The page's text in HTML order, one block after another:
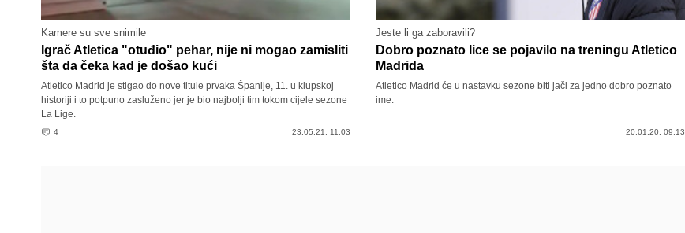
Kamere su sve snimile
Igrač Atletica "otuđio" pehar, nije ni mogao zamisliti
šta da čeka kad je došao kući
Atletico Madrid je stigao do nove titule prvaka Španije, 11. u klupskoj
historiji i to potpuno zasluženo jer je bio najbolji tim tokom cijele sezone
La Lige.
4 23.05.21. 11:03
Jeste li ga zaboravili?
Dobro poznato lice se pojavilo na treningu Atletico
Madrida
Atletico Madrid će u nastavku sezone biti jači za jedno dobro poznato
ime.
20.01.20. 09:13